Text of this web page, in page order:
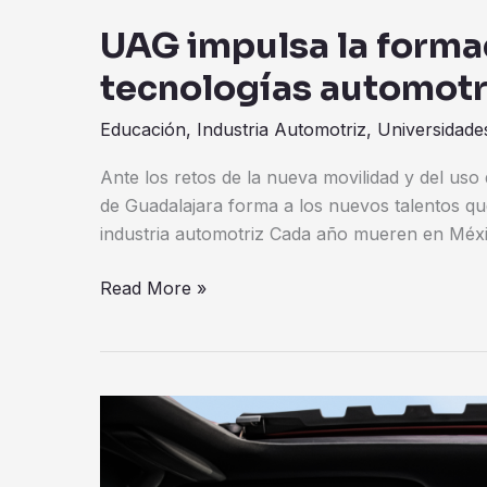
UAG impulsa la
tecnologías
Educación, Industria Automotriz,
Ante los retos de la nueva movilidad y del
de Guadalajara forma a los nuevos talentos
industria automotriz Cada año mueren en
Read More »
integra
tecnologías